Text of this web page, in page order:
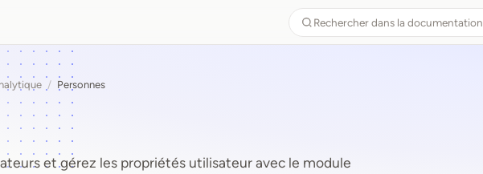
Rechercher dans la documentation
/ Personnes
et gérez les propriétés utilisateur avec le module